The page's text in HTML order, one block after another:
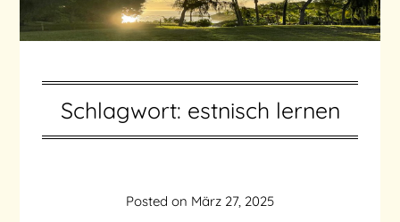
Schlagwort: estnisch lernen
Posted on März 27, 2025